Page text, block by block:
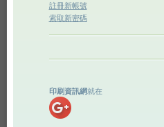
註冊新帳號
索取新密碼
印刷資訊網就在